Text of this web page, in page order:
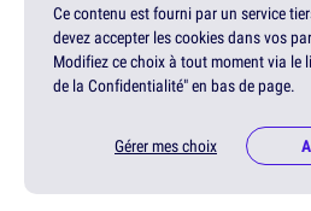
Ce contenu est fourni par un service
devez accepter les cookies dans vos
Modifiez ce choix à tout moment via le
de la Confidentialité" en bas de page.
Gérer mes choix